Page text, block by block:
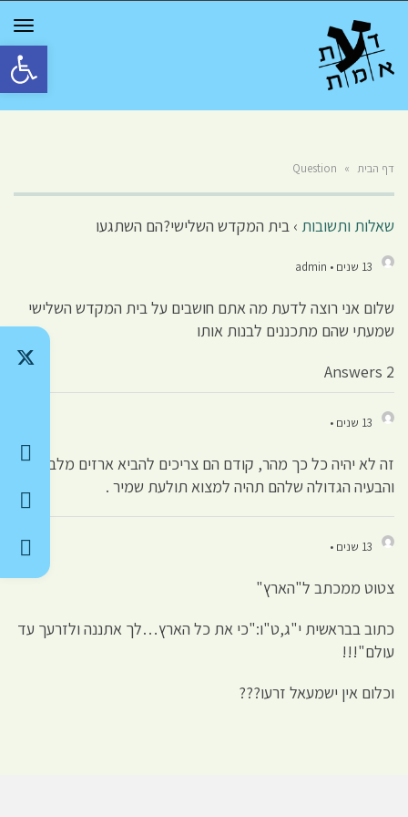
פתח
דף הבית »
Question
שאלות ותשובות › בית המקדש השלישי?הם השתגעו
13 שנים • admin
שלום אני רוצה לדעת מה אתם חושבים על בית המקדש השלישי
שמעתי שהם מתכננים לבנות אותו
2 Answers
13 שנים •
זה לא יהיה כל כך מהר, קודם הם צריכים להביא ארזים מלבנון,
והבעיה הגדולה שלהם תהיה למצוא תולעת שמיר .
13 שנים •
צטוט ממכתב ל"הארץ"
כתוב בבראשית י"ג,ט"ו:"כי את כל הארץ…לך אתננה ולזרעך עד
עולם"!!!
וכלום אין ישמעאל זרעו???